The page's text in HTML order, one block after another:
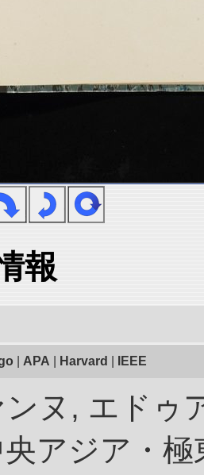
報
APA Harvard IEEE
ヌ, エドゥ
アジア・